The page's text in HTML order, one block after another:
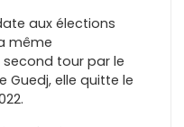
aux élections
même
tour par le
elle quitte le